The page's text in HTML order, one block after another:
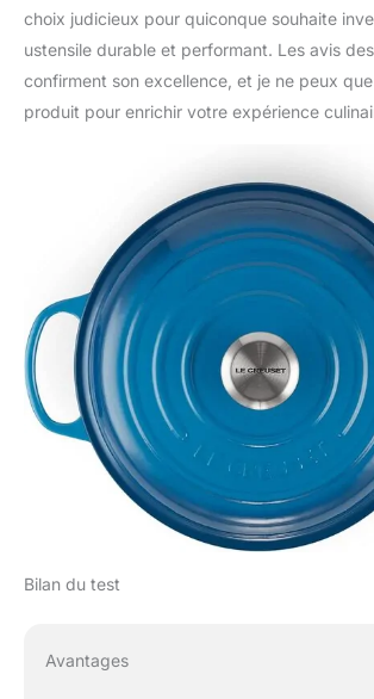
sur tous feux y
l'induction, et
plat de service
aussi, comme la
la table. <P>
dans des
sable et
main à la
française
depuis 1925,
morceau de Le
émaillée
fonte est
fini et unique.
comme la
recettes que
chérissons,
Creuset sont
choix judicieux pour quiconque souhaite
ustensile durable et performant. Les avis
confirment son excellence, et je ne peux
produit pour enrichir votre expérience
Bilan du test
Avantages